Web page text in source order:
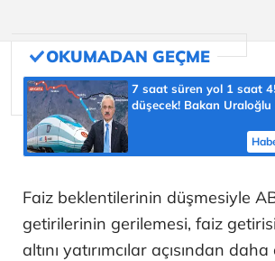
7 saat süren yol 1 saat
düşecek! Bakan Uraloğlu
Faiz beklentilerinin düşmesiyle
getirilerinin gerilemesi, faiz
altını yatırımcılar açısından